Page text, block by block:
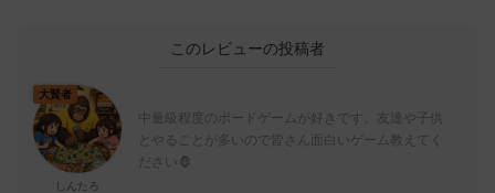
このレビューの投稿者
大賢者
しんたろ
中量級程度のボードゲームが好きです。友達や子供
とやることが多いので皆さん面白いゲーム教えてく
ださい🦍